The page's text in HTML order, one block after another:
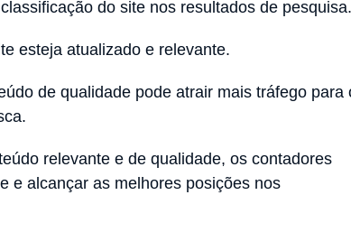
do site nos resultados de pesquisa.
esteja atualizado e relevante.
de qualidade pode atrair mais tráfego para
relevante e de qualidade, os contadores
e alcançar as melhores posições nos